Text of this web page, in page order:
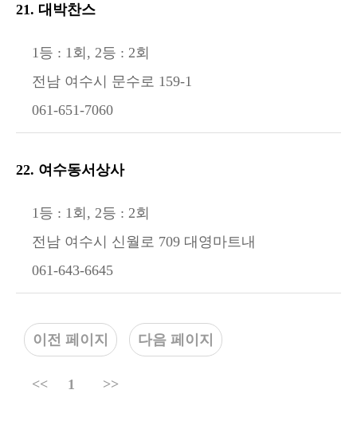
21. 대박찬스
1등 : 1회, 2등 : 2회
전남 여수시 문수로 159-1
061-651-7060
22. 여수동서상사
1등 : 1회, 2등 : 2회
전남 여수시 신월로 709 대영마트내
061-643-6645
이전 페이지 다음 페이지
<< 1 >>